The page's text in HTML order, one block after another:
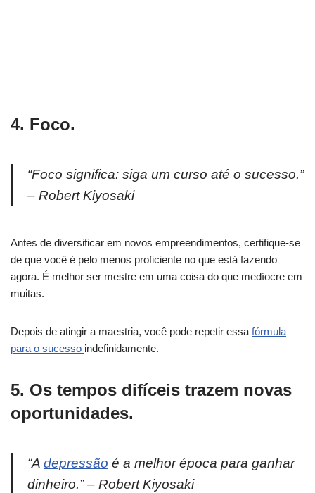
4. Foco.
“Foco significa: siga um curso até o sucesso.”
– Robert Kiyosaki
Antes de diversificar em novos empreendimentos, certifique-se
de que você é pelo menos proficiente no que está fazendo
agora. É melhor ser mestre em uma coisa do que medíocre em
muitas.
Depois de atingir a maestria, você pode repetir essa fórmula
para o sucesso indefinidamente.
5. Os tempos difíceis trazem novas
oportunidades.
“A depressão é a melhor época para ganhar
dinheiro.” – Robert Kiyosaki